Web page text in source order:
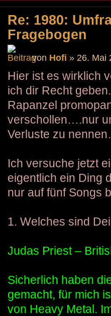
Re: 1980:
Fragebogen
von Hofi » 26. Mai
Hier ist es wirklich
ich dir Recht
Rapanzel
verschollen….nur
Verluste zu
Ich versuche jetzt
eigentlich ein Ding
nur auf fünf Songs
1. Welches sind
Judas Priest –
Sicherlich haben
gemacht, für mich
von Heavy Metal.